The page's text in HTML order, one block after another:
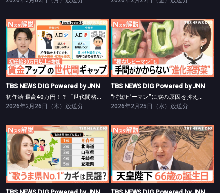
TBS NEWS DIG Powered by JNN
初任給 最高40万円！？「世代間格差」鮮明に【Nスタ】
TBS NEWS DIG Powered by JNN
初任給 最高40万円！？「世代間格差」鮮明に【Nスタ】
2026年2月26日（木）放送分
TBS NEWS DIG Powered by JNN
“時短ピーマン”に涙の原因を抑えたタマネギも…“進化形野菜”【Nスタ】
TBS NEWS DIG Powered by JNN
“時短ピーマン”に涙の原因を抑えたタマネギも…“進化形野菜”【Nスタ】
2026年2月25日（水）放送分
TBS NEWS DIG Powered by JNN
TBS NEWS DIG Powered by JNN